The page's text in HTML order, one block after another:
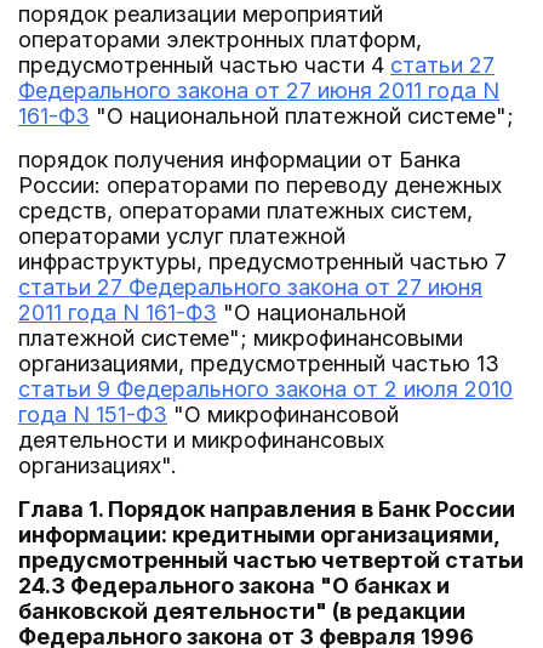
порядок реализации мероприятий
операторами электронных платформ,
предусмотренный частью части 4 статьи 27
Федерального закона от 27 июня 2011 года N
161-ФЗ "О национальной платежной системе";
порядок получения информации от Банка
России: операторами по переводу денежных
средств, операторами платежных систем,
операторами услуг платежной
инфраструктуры, предусмотренный частью 7
статьи 27 Федерального закона от 27 июня
2011 года N 161-ФЗ "О национальной
платежной системе"; микрофинансовыми
организациями, предусмотренный частью 13
статьи 9 Федерального закона от 2 июля 2010
года N 151-ФЗ "О микрофинансовой
деятельности и микрофинансовых
организациях".
Глава 1. Порядок направления в Банк России
информации: кредитными организациями,
предусмотренный частью четвертой статьи
24.3 Федерального закона "О банках и
банковской деятельности" (в редакции
Федерального закона от 3 февраля 1996